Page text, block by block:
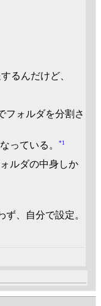
るんだけど、
フォルダを分割さ
っている。
*1
ルダの中身しか
、自分で設定。